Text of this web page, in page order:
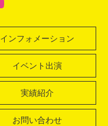
インフォメーション
イベント出演
実績紹介
お問い合わせ